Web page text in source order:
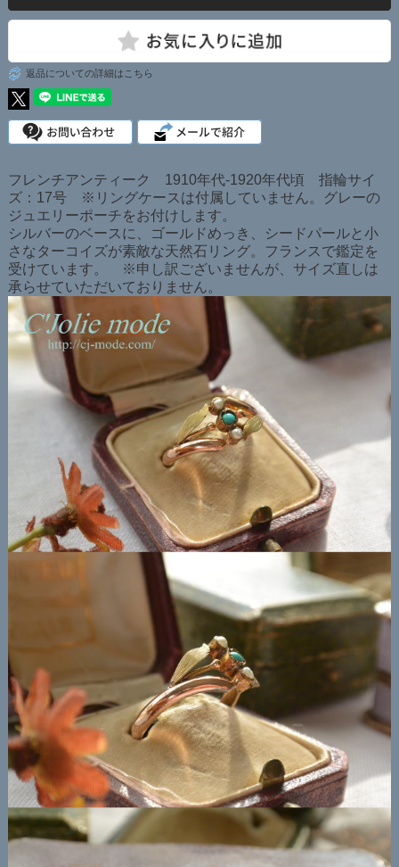
返品についての詳細はこちら
フレンチアンティーク 1910年代-1920年代頃 指輪サイ
ズ：17号 ※リングケースは付属していません。グレーの
ジュエリーポーチをお付けします。
シルバーのベースに、ゴールドめっき、シードパールと小
さなターコイズが素敵な天然石リング。フランスで鑑定を
受けています。 ※申し訳ございませんが、サイズ直しは
承らせていただいておりません。